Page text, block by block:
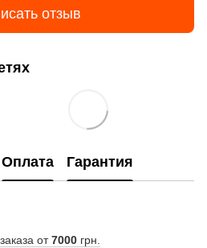
отзыв
Оплата Гарантия
от7000 грн.